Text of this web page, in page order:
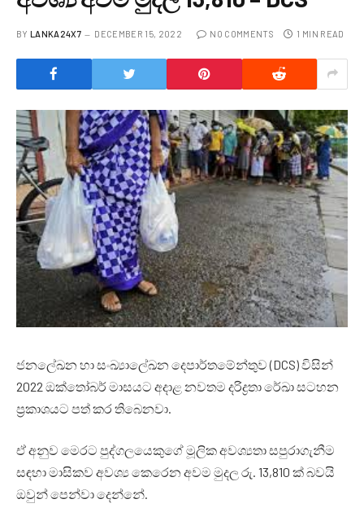
BY LANKA24X7 DECEMBER 15, 2022 NO COMMENTS 1 MIN READ
ජනලේඛන හා සංඛ්‍යාලේඛන දෙපාර්තමේන්තුව (DCS) විසින්
2022 ඔක්තෝබර් මාසයට අදාළ නවතම දරිද්‍රතා රේඛා සටහන
ප්‍රකාශයට පත් කර තිබෙනවා.
ඒ අනුව මෙරට පුද්ගලයෙකුගේ මූලික අවශ්‍යතා සපුරාගැනීම
සඳහා මාසිකව අවශ්‍ය කෙරෙන අවම මුදල රු. 13,810 ක් බවයි
ඔවුන් පෙන්වා දෙන්නේ.